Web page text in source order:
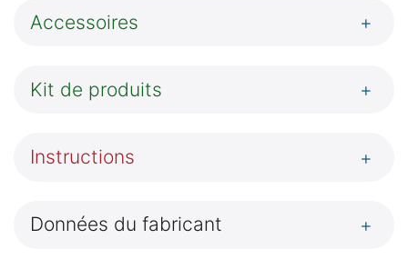
Accessoires +
Kit de produits +
Instructions +
Données du fabricant +